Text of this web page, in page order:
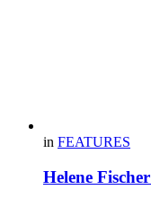
in FEATURES
Helene